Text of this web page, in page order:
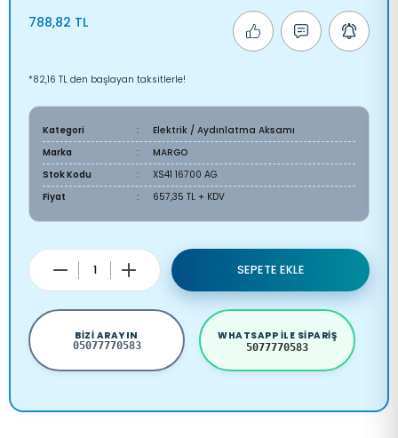
788,82 TL
*82,16 TL den başlayan taksitlerle!
Kategori
Elektrik / Aydınlatma Aksamı
Marka
MARGO
Stok Kodu
XS41 16700 AG
Fiyat
657,35 TL + KDV
SEPETE EKLE
BIZI ARAYIN
05077770583
WHATSAPP ILE SIPARIŞ
5077770583